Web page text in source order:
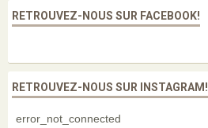
RETROUVEZ-NOUS SUR FACEBOOK!
RETROUVEZ-NOUS SUR INSTAGRAM!
error_not_connected